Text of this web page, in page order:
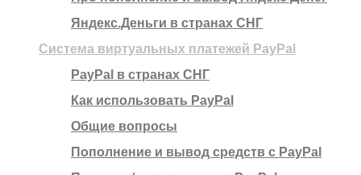
Яндекс.Деньги в странах СНГ
Система виртуальных платежей PayPal
PayPal в странах СНГ
Как использовать PayPal
Общие вопросы
Пополнение и вывод средств с PayPal